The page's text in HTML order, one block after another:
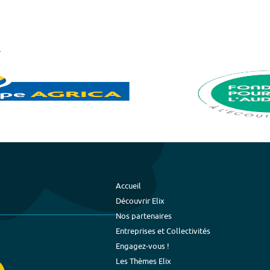
Accueil
Découvrir Elix
Nos partenaires
Entreprises et Collectivités
Engagez-vous !
Les Thèmes Elix